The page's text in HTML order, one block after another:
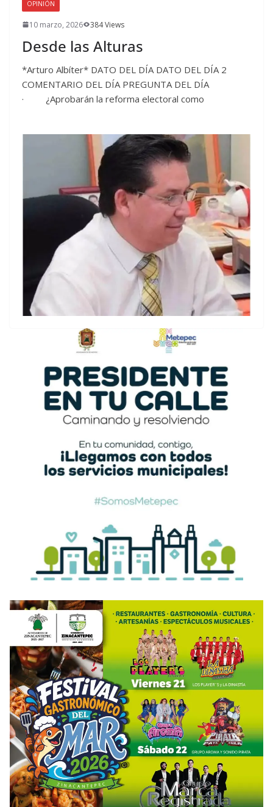
OPINIÓN
10 marzo, 2026 384 Views
Desde las Alturas
*Arturo Albíter* DATO DEL DÍA DATO DEL DÍA 2
COMENTARIO DEL DÍA PREGUNTA DEL DÍA
· ¿Aprobarán la reforma electoral como